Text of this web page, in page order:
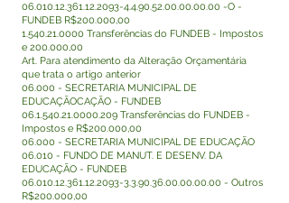
06.010.12.361.12.2093-4.4.90.52.00.00.00.00 -O -
FUNDEB R$200.000,00
1.540.21.0000 Transferências do FUNDEB - Impostos
e 200.000,00
Art. Para atendimento da Alteração Orçamentária
que trata o artigo anterior
06.000 - SECRETARIA MUNICIPAL DE
EDUCAÇÃOCAÇÃO - FUNDEB
06.1.540.21.0000.209 Transferências do FUNDEB -
Impostos e R$200.000,00
06.000 - SECRETARIA MUNICIPAL DE EDUCAÇÃO
06.010 - FUNDO DE MANUT. E DESENV. DA
EDUCAÇÃO - FUNDEB
06.010.12.361.12.2093-3.3.90.36.00.00.00.00 - Outros
R$200.000,00